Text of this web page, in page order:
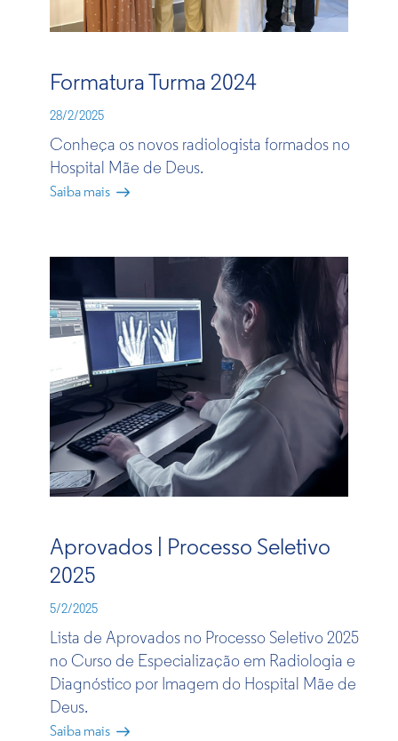
Formatura Turma 2024
28/2/2025
Conheça os novos radiologista formados no
Hospital Mãe de Deus.
Saiba mais
Aprovados | Processo Seletivo
2025
5/2/2025
Lista de Aprovados no Processo Seletivo 2025
no Curso de Especialização em Radiologia e
Diagnóstico por Imagem do Hospital Mãe de
Deus.
Saiba mais